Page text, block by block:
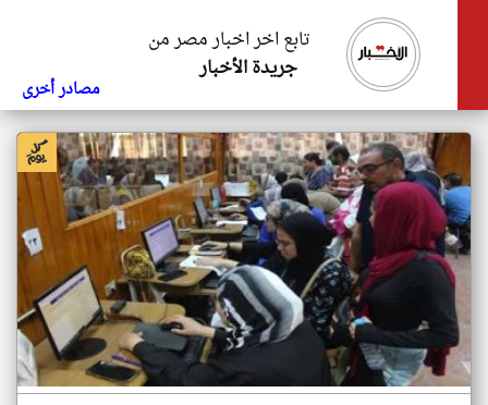
تابع اخر اخبار مصر من
جريدة الأخبار
مصادر أخرى